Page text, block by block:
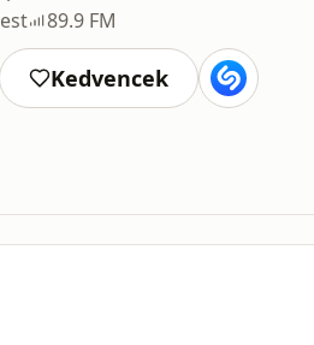
89.9 FM
Kedvencek